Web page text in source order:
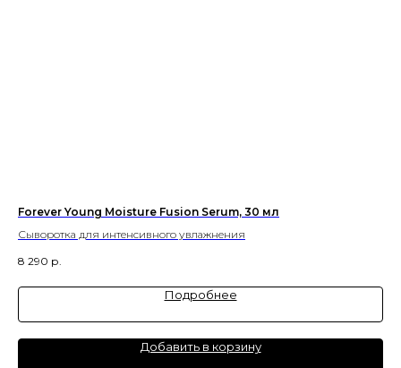
Forever Young Moisture Fusion Serum, 30 мл
Сыворотка для интенсивного увлажнения
8 290 р.
Подробнее
Добавить в корзину